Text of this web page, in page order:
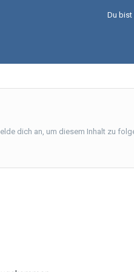
Du bist
dich an, um diesem Inhalt zu